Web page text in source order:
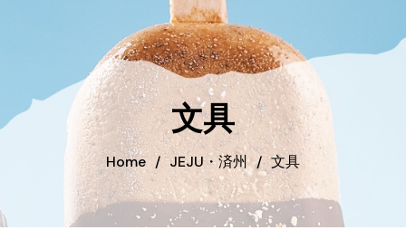
文具
Home / JEJU・済州 / 文具